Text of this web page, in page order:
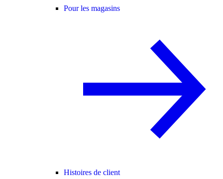
Pour les magasins
Histoires de client